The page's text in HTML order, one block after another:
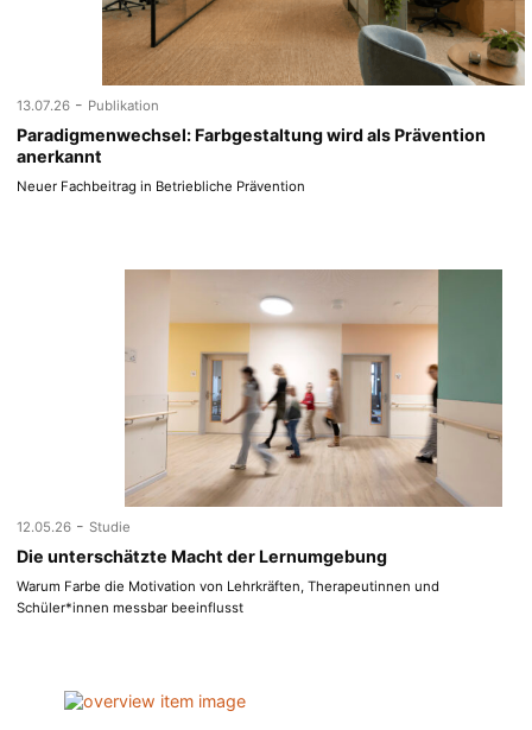
13.07.26 - Publikation
Paradigmenwechsel: Farbgestaltung wird als Prävention
anerkannt
Neuer Fachbeitrag in Betriebliche Prävention
12.05.26 - Studie
Die unterschätzte Macht der Lernumgebung
Warum Farbe die Motivation von Lehrkräften, Therapeutinnen und
Schüler*innen messbar beeinflusst